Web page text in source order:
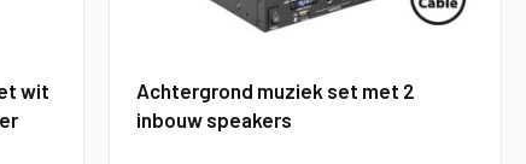
wit
Achtergrond muziek set met 2
inbouw speakers